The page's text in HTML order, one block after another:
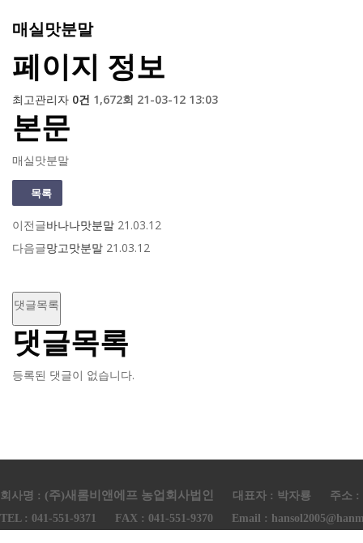
매실맛분말
페이지 정보
최고관리자 0건 1,672회 21-03-12 13:03
본문
매실맛분말
목록
이전글바나나맛분말 21.03.12
다음글망고맛분말 21.03.12
댓글목록
댓글목록
등록된 댓글이 없습니다.
회사명 : (주)새롬비앤에프 농업회사법인 대표자 : 박자룡
주소 :
TEL : 041-551-9371
FAX : 041-551-9370 Email :